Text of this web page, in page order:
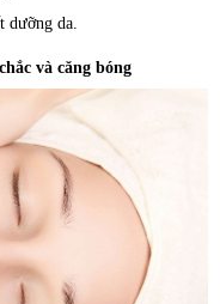
dưỡng da.
và căng bóng